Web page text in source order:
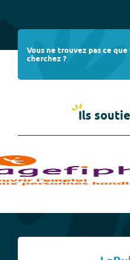
Vous ne trouvez pas ce que
cherchez ?
Ils